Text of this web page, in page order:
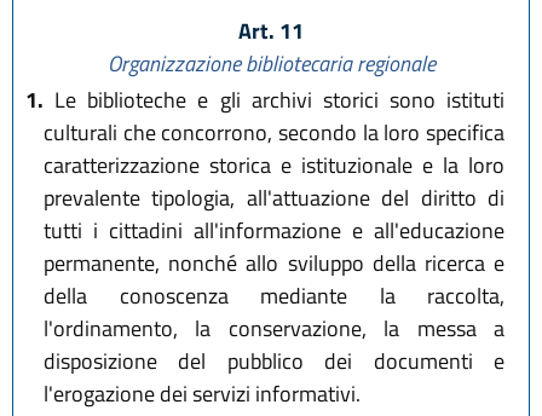
Art. 11
Organizzazione bibliotecaria regionale
1. Le biblioteche e gli archivi storici sono istituti
culturali che concorrono, secondo la loro specifica
caratterizzazione storica e istituzionale e la loro
prevalente tipologia, all'attuazione del diritto di
tutti i cittadini all'informazione e all'educazione
permanente, nonché allo sviluppo della ricerca e
della conoscenza mediante la raccolta,
l'ordinamento, la conservazione, la messa a
disposizione del pubblico dei documenti e
l'erogazione dei servizi informativi.